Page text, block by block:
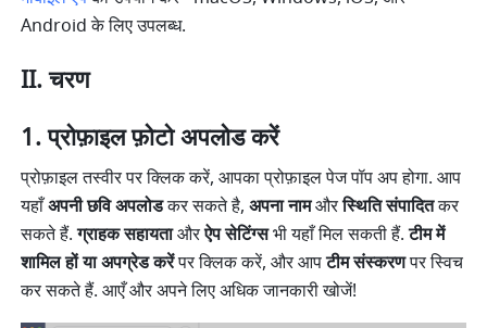
Android के लिए उपलब्ध.
II. चरण
प्रोफ़ाइल फ़ोटो अपलोड करें
प्रोफ़ाइल तस्वीर पर क्लिक करें, आपका प्रोफ़ाइल पेज पॉप अप होगा. आप
यहाँ अपनी छवि अपलोड कर सकते है, अपना नाम और स्थिति संपादित कर
सकते हैं. ग्राहक सहायता और ऐप सेटिंग्स भी यहाँ मिल सकती हैं. टीम में
शामिल हों या अपग्रेड करें पर क्लिक करें, और आप टीम संस्करण पर स्विच
कर सकते हैं. आएँ और अपने लिए अधिक जानकारी खोजें!